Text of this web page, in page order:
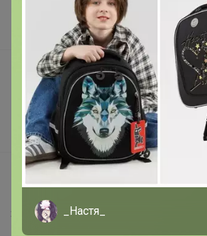
Наша команда
В наличии
Подарочные сертификаты
Реклама на сайте
Поставщикам
Вакансии
support@24-ok.ru
Написать в поддержку
Защита покупателя
_Настя_